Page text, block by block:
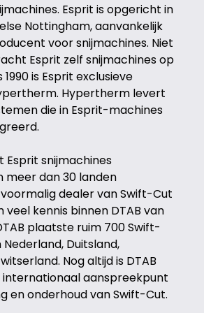
Esprit is opgericht in
Nottingham, aanvankelijk
voor snijmachines. Niet
Esprit zelf snijmachines op
is Esprit exclusieve
Hypertherm levert
die in Esprit-machines
Esprit snijmachines
meer dan 30 landen
dealer van Swift-Cut
veel kennis binnen DTAB van
plaatste ruim 700 Swift-
Duitsland,
Nog altijd is DTAB
aanspreekpunt
en onderhoud van Swift-Cut.